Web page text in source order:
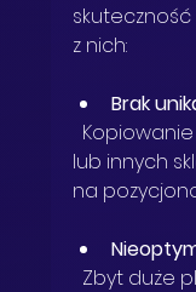
skuteczność
z nich:
Brak
lub innych
na